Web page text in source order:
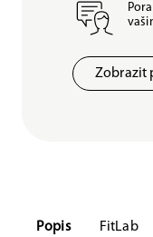
Zobrazit
Popis FitLab